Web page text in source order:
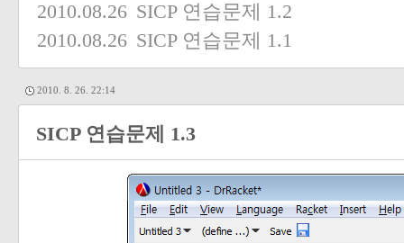
2010.08.26 SICP 연습문제 1.2
2010.08.26 SICP 연습문제 1.1
2010. 8. 26. 22:14
SICP 연습문제 1.3